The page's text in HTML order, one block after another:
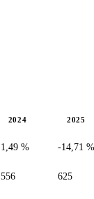
2024 2025
1,49 % -14,71 %
556 625